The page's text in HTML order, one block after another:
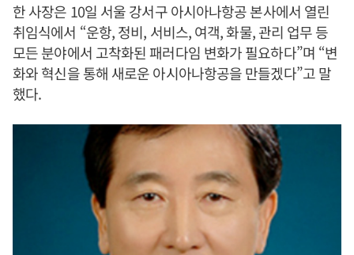
한 사장은 10일 서울 강서구 아시아나항공 본사에서 열린
취임식에서 “운항, 정비, 서비스, 여객, 화물, 관리 업무 등
모든 분야에서 고착화된 패러다임 변화가 필요하다”며 “변
화와 혁신을 통해 새로운 아시아나항공을 만들겠다”고 말
했다.